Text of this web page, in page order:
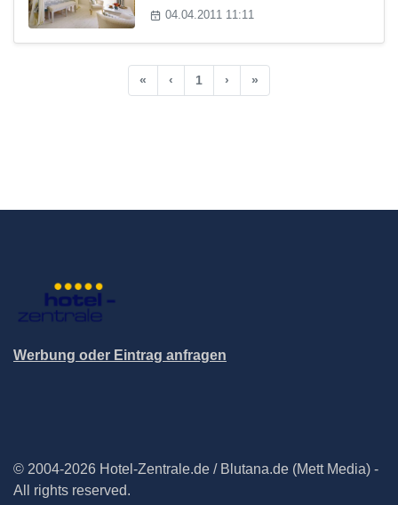
04.04.2011 11:11
« ‹ 1 › »
Werbung oder Eintrag anfragen
© 2004-2026 Hotel-Zentrale.de / Blutana.de (Mett Media) -
All rights reserved.